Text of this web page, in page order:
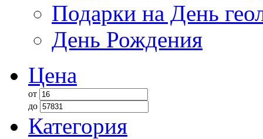
Подарки на День
День Рождения
Цена
от
до
Категория